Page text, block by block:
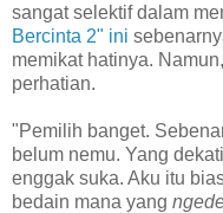
sangat selektif dalam
Bercinta 2" ini
memikat hatinya.
perhatian.
"Pemilih banget.
belum nemu. Yang
enggak suka. Aku itu
bedain mana yang